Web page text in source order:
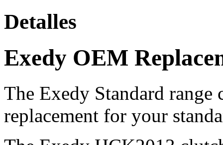
Detalles
Exedy OEM
The Exedy Standard
replacement for your